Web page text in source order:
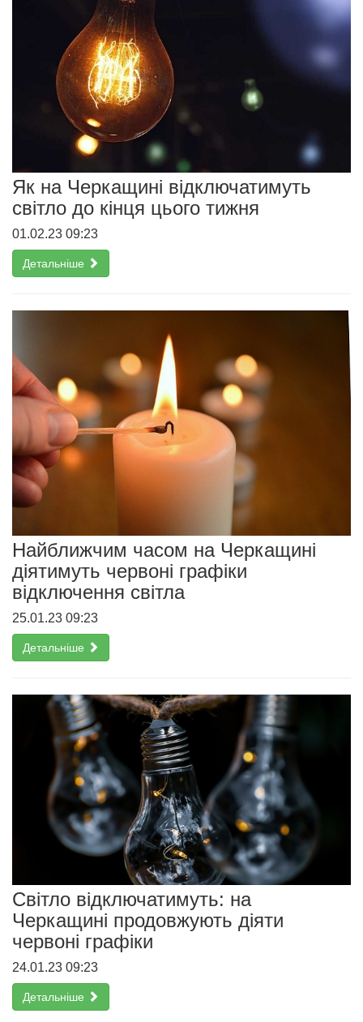
Як на Черкащині відключатимуть
світло до кінця цього тижня
01.02.23 09:23
Детальніше
Найближчим часом на Черкащині
діятимуть червоні графіки
відключення світла
25.01.23 09:23
Детальніше
Світло відключатимуть: на
Черкащині продовжують діяти
червоні графіки
24.01.23 09:23
Детальніше